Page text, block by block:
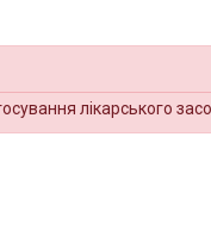
лікарського